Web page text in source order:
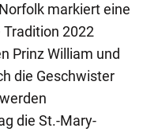
markiert eine
Tradition 2022
Prinz William und
die Geschwister
die St.-Mary-